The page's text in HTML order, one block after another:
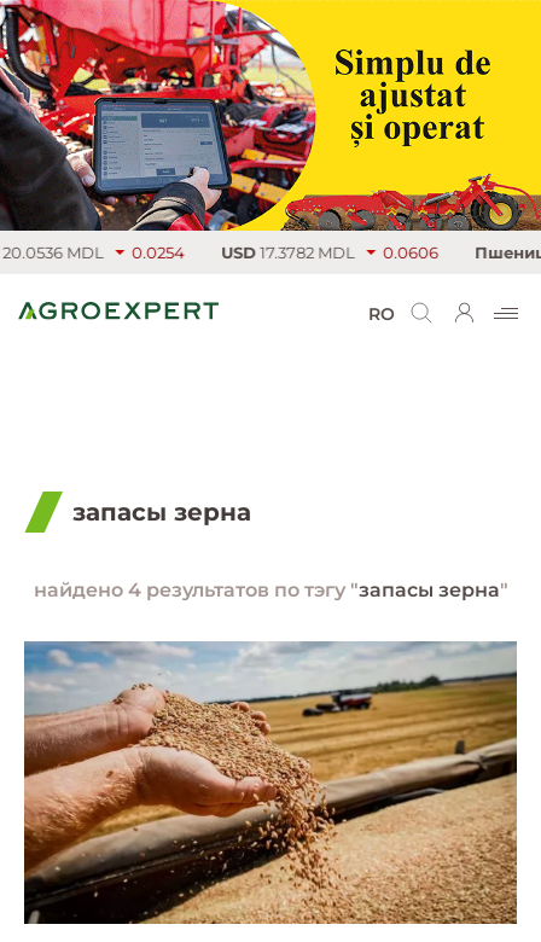
MDL 0.0254 USD17.3782 MDL 0.0606 Пшеница
RO
запасы зерна
найдено 4 результатов по тэгу "запасы зерна"